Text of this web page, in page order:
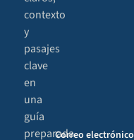
contexto
y
pasajes
clave
en
una
guía
preparadaCorreo electrónico